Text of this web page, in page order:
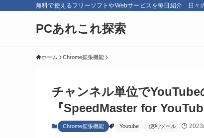
無料で使えるフリーソフトやWebサービスを毎日紹介 日々
PCあれこれ探索
ホーム Chrome拡張機能
チャンネル単位で
『SpeedMaster for
Chrome拡張機能 Youtube 便利ツール